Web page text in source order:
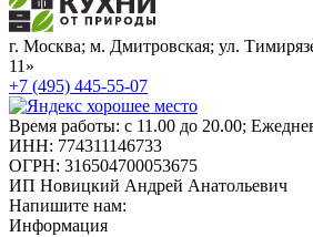
г. Москва; м. Дмитровская; ул.
11»
+7 (495) 445-55-07
Время работы: с 11.00 до 20.00;
ИНН: 774311146733
ОГРН: 316504700053675
ИП Новицкий Андрей Анатольевич
Напишите нам:
Информация